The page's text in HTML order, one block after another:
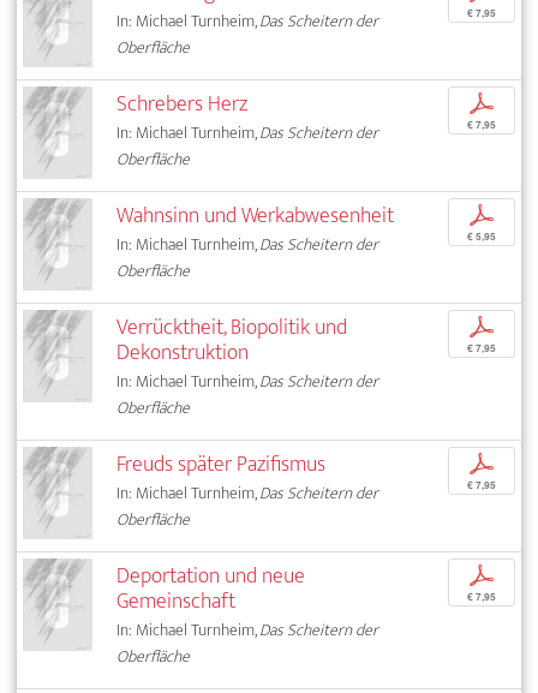
In: Michael Turnheim,Das Scheitern der
Oberfläche
€ 7,95
Schrebers Herz
In: Michael Turnheim,Das Scheitern der
Oberfläche
p
€ 7,95
Wahnsinn und Werkabwesenheit
In: Michael Turnheim,Das Scheitern der
Oberfläche
p
€ 5,95
Verrücktheit, Biopolitik und
Dekonstruktion
In: Michael Turnheim,Das Scheitern der
Oberfläche
p
€ 7,95
Freuds später Pazifismus
In: Michael Turnheim,Das Scheitern der
Oberfläche
p
€ 7,95
Deportation und neue
Gemeinschaft
In: Michael Turnheim,Das Scheitern der
Oberfläche
p
€ 7,95